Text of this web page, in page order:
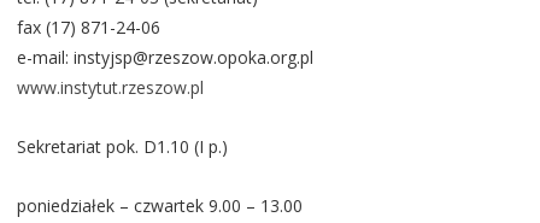
fax (17) 871-24-06
e-mail: instyjsp@rzeszow.opoka.org.pl
www.instytut.rzeszow.pl
Sekretariat pok. D1.10 (I p.)
poniedziałek – czwartek 9.00 – 13.00